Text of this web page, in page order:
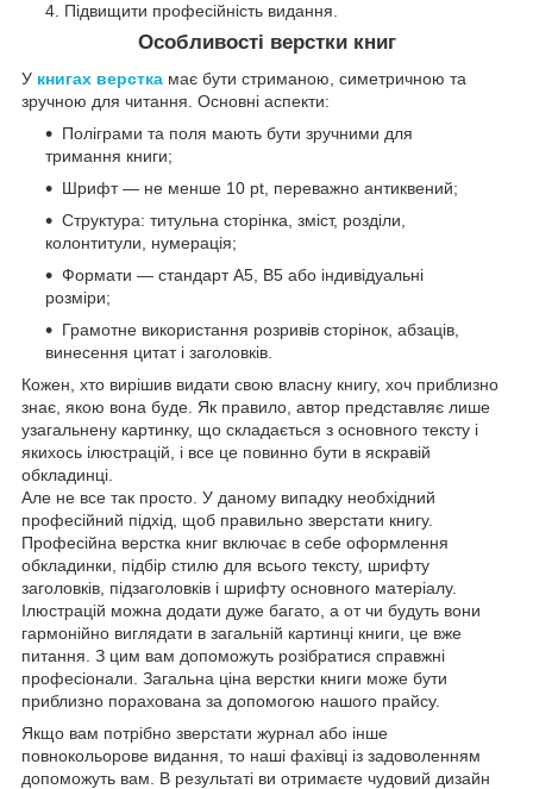
Підвищити професійність видання.
Особливості верстки книг
У книгах верстка має бути стриманою, симетричною та
зручною для читання. Основні аспекти:
Поліграми та поля мають бути зручними для
тримання книги;
Шрифт — не менше 10 pt, переважно антиквений;
Структура: титульна сторінка, зміст, розділи,
колонтитули, нумерація;
Формати — стандарт A5, B5 або індивідуальні
розміри;
Грамотне використання розривів сторінок, абзаців,
винесення цитат і заголовків.
Кожен, хто вирішив видати свою власну книгу, хоч приблизно
знає, якою вона буде. Як правило, автор представляє лише
узагальнену картинку, що складається з основного тексту і
якихось ілюстрацій, і все це повинно бути в яскравій
обкладинці.
Але не все так просто. У даному випадку необхідний
професійний підхід, щоб правильно зверстати книгу.
Професійна верстка книг включає в себе оформлення
обкладинки, підбір стилю для всього тексту, шрифту
заголовків, підзаголовків і шрифту основного матеріалу.
Ілюстрацій можна додати дуже багато, а от чи будуть вони
гармонійно виглядати в загальній картинці книги, це вже
питання. З цим вам допоможуть розібратися справжні
професіонали. Загальна ціна верстки книги може бути
приблизно порахована за допомогою нашого прайсу.
Якщо вам потрібно зверстати журнал або інше
повнокольорове видання, то наші фахівці із задоволенням
допоможуть вам. В результаті ви отримаєте чудовий дизайн